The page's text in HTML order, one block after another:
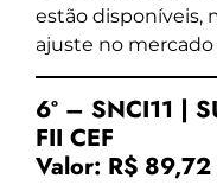
estão disponíveis,
ajuste no
6º – SNCI11 |
FII CEF
Valor: R$ 89,72